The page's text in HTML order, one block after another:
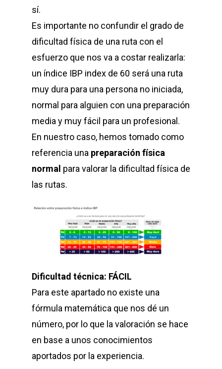
sí.
Es importante no confundir el grado de
dificultad física de una ruta con el
esfuerzo que nos va a costar realizarla:
un índice IBP index de 60 será una ruta
muy dura para una persona no iniciada,
normal para alguien con una preparación
media y muy fácil para un profesional.
En nuestro caso, hemos tomado como
referencia una preparación física
normal para valorar la dificultad física de
las rutas.
Dificultad técnica: FÁCIL
Para este apartado no existe una
fórmula matemática que nos dé un
número, por lo que la valoración se hace
en base a unos conocimientos
aportados por la experiencia.